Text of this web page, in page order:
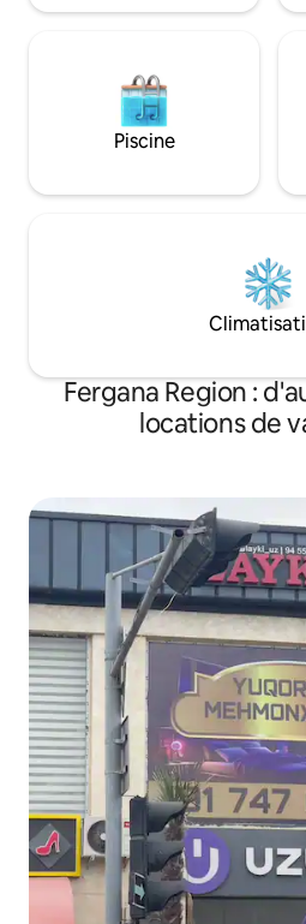
Piscine
Fergana Region :
locations de